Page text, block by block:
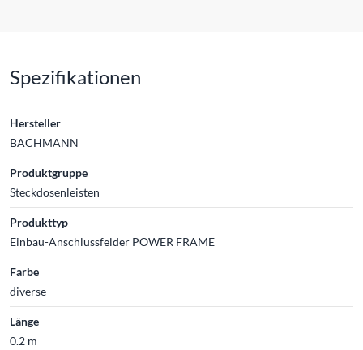
Spezifikationen
Hersteller
BACHMANN
Produktgruppe
Steckdosenleisten
Produkttyp
Einbau-Anschlussfelder POWER FRAME
Farbe
diverse
Länge
0.2 m